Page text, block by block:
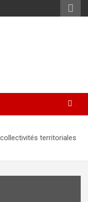
territoriales